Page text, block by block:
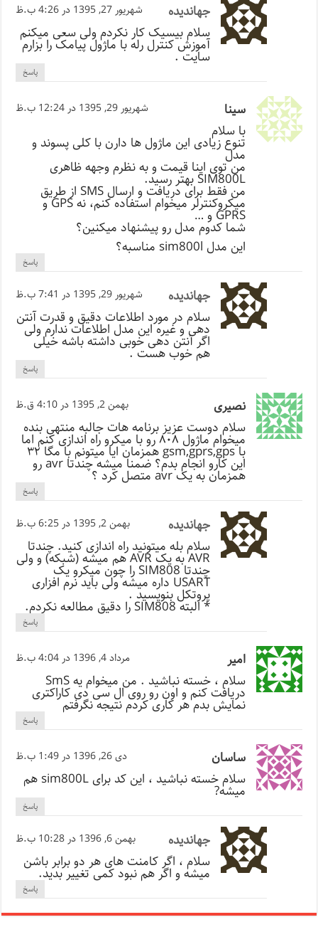
جهاندیده شهریور 27, 1395 در 4:26 ب.ظ
سلام بیسیک کار نکردم ولی سعی میکنم
آموزش کنترل رله با ماژول پیامک را بزارم
سایت .
پاسخ
سینا شهریور 29, 1395 در 12:24 ب.ظ
با سلام
تنوع زیادی این ماژول ها دارن با کلی پسوند و
مدل
من توی اینا قیمت و به نظرم وجهه ظاهری
SIM800L بهتر رسید.
من فقط برای دریافت و ارسال SMS از طریق
میکروکنترلر میخوام استفاده کنم، نه GPS و
GPRS و …
شما کدوم مدل رو پیشنهاد میکنین؟
این مدل sim800l مناسبه؟
پاسخ
جهاندیده شهریور 29, 1395 در 7:41 ب.ظ
سلام در مورد اطلاعات دقیق و قدرت آنتن
دهی و غیره این مدل اطلاعات ندارم ولی
اگر آنتن دهی خوبی داشته باشه خیلی
هم خوب هست .
پاسخ
نصیری بهمن 2, 1395 در 4:10 ق.ظ
سلام دوست عزیز برنامه هات جالبه منتهی بنده
میخوام ماژول ۸۰۸ رو با میکرو راه اندازی کنم اما
با gsm,gprs,gps همزمان ایا میتونم با مگا ۳۲
این کارو انجام بدم؟ ضمنا میشه چندتا avr رو
همزمان به یک avr متصل کرد ؟
پاسخ
جهاندیده بهمن 2, 1395 در 6:25 ب.ظ
سلام بله میتونید راه اندازی کنید. چندتا
AVR به یک AVR هم میشه (شبکه) و ولی
چندتا SIM808 را چون میکرو یک
USART داره میشه ولی باید نرم افزاری
پروتکل بنویسید .
* البته SIM808 را دقیق مطالعه نکردم.
پاسخ
امیر مرداد 4, 1396 در 4:04 ب.ظ
سلام ، خسته نباشید . من میخوام یه SmS
دریافت کنم و اون رو روی ال سی دی کاراکتری
نمایش بدم هر کاری کردم نتیجه نگرفتم
پاسخ
ساسان دی 26, 1396 در 1:49 ب.ظ
سلام خسته نباشید ، این کد برای sim800L هم
میشه?
پاسخ
جهاندیده بهمن 6, 1396 در 10:28 ب.ظ
سلام ، اگر کامنت های هر دو برابر باشن
میشه و اگر هم نبود کمی تغییر بدید.
پاسخ